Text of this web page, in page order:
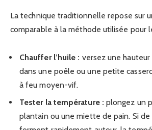
La technique traditionnelle repose sur
comparable à la méthode utilisée pour
Chauffer l’huile : versez une hauteur
dans une poêle ou une petite
à feu moyen-vif.
Tester la température : plongez un
plantain ou une miette de pain. Si